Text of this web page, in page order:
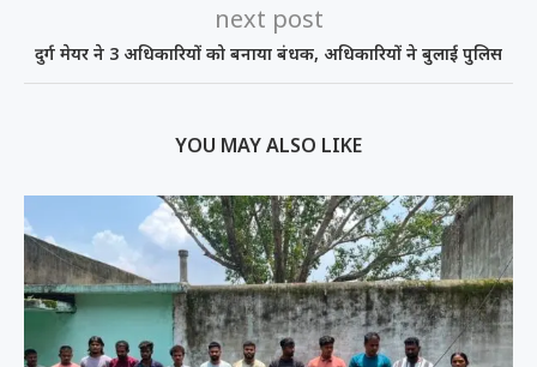
next post
दुर्ग मेयर ने 3 अधिकारियों को बनाया बंधक, अधिकारियों ने बुलाई पुलिस
YOU MAY ALSO LIKE